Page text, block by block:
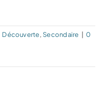
Découverte, Secondaire
0